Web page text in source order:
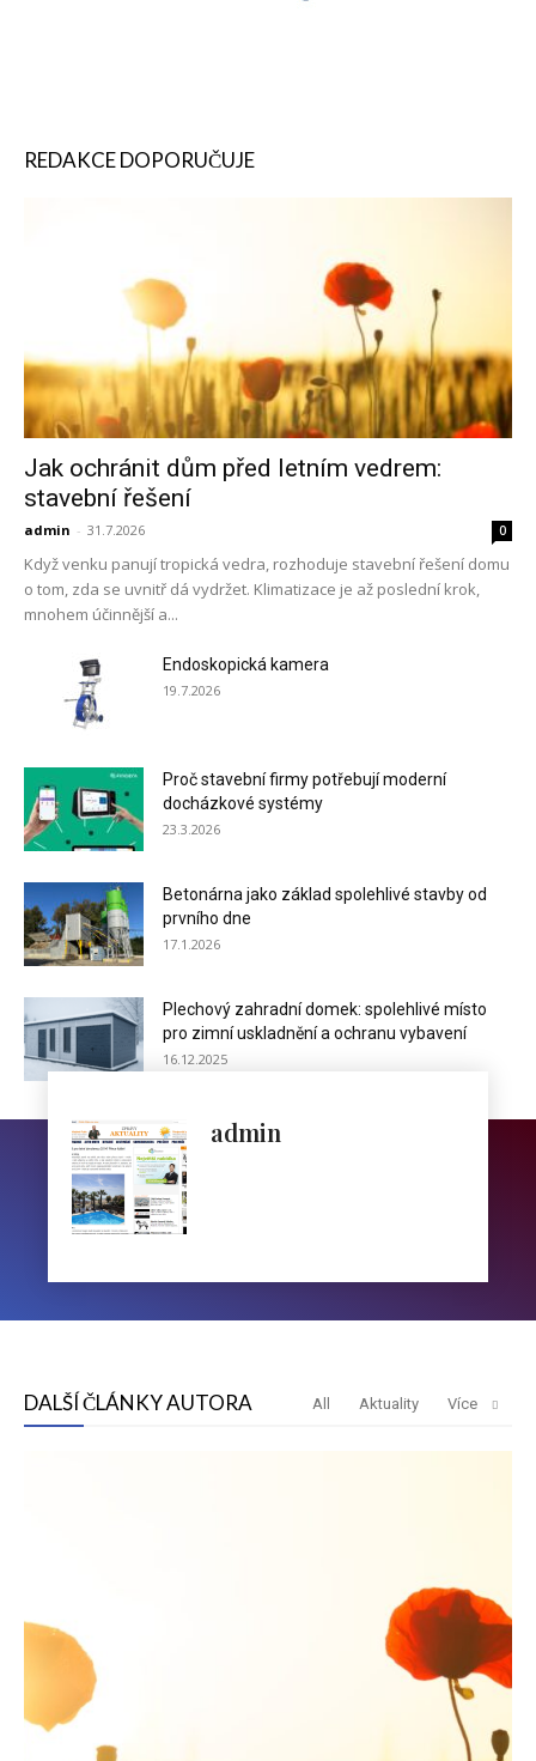
REDAKCE DOPORUČUJE
Jak ochránit dům před letním vedrem:
stavební řešení
admin - 31.7.2026 0
Když venku panují tropická vedra, rozhoduje stavební řešení domu
o tom, zda se uvnitř dá vydržet. Klimatizace je až poslední krok,
mnohem účinnější a...
Endoskopická kamera
19.7.2026
Proč stavební firmy potřebují moderní
docházkové systémy
23.3.2026
Betonárna jako základ spolehlivé stavby od
prvního dne
17.1.2026
Plechový zahradní domek: spolehlivé místo
pro zimní uskladnění a ochranu vybavení
16.12.2025
admin
DALŠÍ ČLÁNKY AUTORA All Aktuality Více